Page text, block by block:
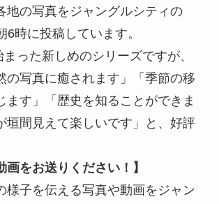
地の写真をジャングルシティの
6時に投稿しています。
った新しめのシリーズですが、
の写真に癒されます」「季節の移
ます」「歴史を知ることができま
垣間見えて楽しいです」と、好評
画をお送りください！】
様子を伝える写真や動画をジャン